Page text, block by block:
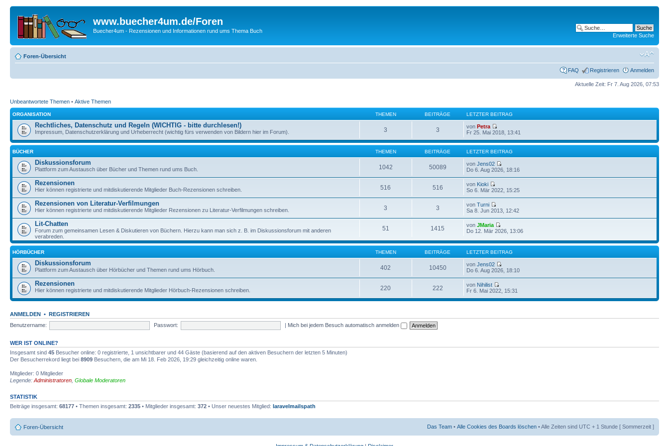
www.buecher4um.de/Foren
Buecher4um - Rezensionen und Informationen rund ums Thema Buch
Erweiterte Suche
Foren-Übersicht
FAQ Registrieren Anmelden
Aktuelle Zeit: Fr 7. Aug 2026, 07:53
Unbeantwortete Themen • Aktive Themen
ORGANISATION THEMEN BEITRÄGE LETZTER BEITRAG
Rechtliches, Datenschutz und Regeln (WICHTIG - bitte durchlesen!)
Impressum, Datenschutzerklärung und Urheberrecht (wichtig fürs verwenden von Bildern hier im Forum). 3 3 vonPetra
Fr 25. Mai 2018, 13:41
BÜCHER THEMEN BEITRÄGE LETZTER BEITRAG
Diskussionsforum
Plattform zum Austausch über Bücher und Themen rund ums Buch. 1042 50089 vonJens02
Do 6. Aug 2026, 18:16
Rezensionen
Hier können registrierte und mitdiskutierende Mitglieder Buch-Rezensionen schreiben. 516 516 von Kioki
So 6. Mär 2022, 15:25
Rezensionen von Literatur-Verfilmungen
Hier können registrierte und mitdiskutierende Mitglieder Rezensionen zu Literatur-Verfilmungen schreiben. 3 3 vonTurni
Sa 8. Jun 2013, 12:42
Lit-Chatten
Forum zum gemeinsamen Lesen & Diskutieren von Büchern. Hierzu kann man sich z. B. im Diskussionsforum mit anderen
verabreden.
51 1415 vonJMaria
Do 12. Mär 2026, 13:06
HÖRBÜCHER THEMEN BEITRÄGE LETZTER BEITRAG
Diskussionsforum
Plattform zum Austausch über Hörbücher und Themen rund ums Hörbuch. 402 10450 vonJens02
Do 6. Aug 2026, 18:10
Rezensionen
Hier können registrierte und mitdiskutierende Mitglieder Hörbuch-Rezensionen schreiben. 220 222 von Nihilist
Fr 6. Mai 2022, 15:31
ANMELDEN • REGISTRIEREN
Benutzername:
Passwort: | Mich bei jedem Besuch automatisch anmelden
WER IST ONLINE?
Insgesamt sind 45 Besucher online: 0 registrierte, 1 unsichtbarer und 44 Gäste (basierend auf den aktiven Besuchern der letzten 5 Minuten)
Der Besucherrekord liegt bei 8909 Besuchern, die am Mi 18. Feb 2026, 19:29 gleichzeitig online waren.
Mitglieder: 0 Mitglieder
Legende: Administratoren Globale Moderatoren
STATISTIK
Beiträge insgesamt: 68177 • Themen insgesamt: 2335 • Mitglieder insgesamt: 372 • Unser neuestes Mitglied: laravelmailspath
Foren-Übersicht Das Team • Alle Cookies des Boards löschen • Alle Zeiten sind UTC + 1 Stunde [ Sommerzeit ]